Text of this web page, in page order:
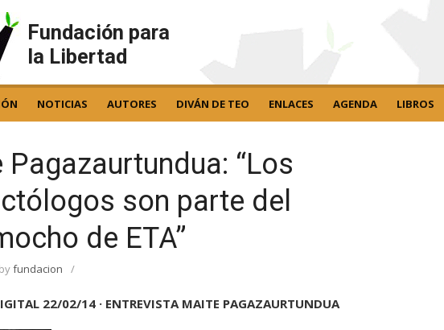
Fundación para
la Libertad
NOTICIAS AUTORES DIVÁN DE TEO ENLACES AGENDA LIBROS
Pagazaurtundua: “Los
son parte del
de ETA”
fundacion /
22/02/14 · ENTREVISTA MAITE PAGAZAURTUNDUA